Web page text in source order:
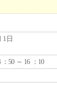
1日
：50 ～ 16 ：10